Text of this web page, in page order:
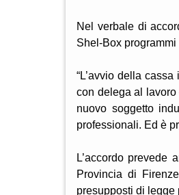
Nel verbale di
Shel-Box
“L’avvio della
con delega al
nuovo soggetto
professionali. Ed è
L’accordo
Provincia di
presupposti di legge